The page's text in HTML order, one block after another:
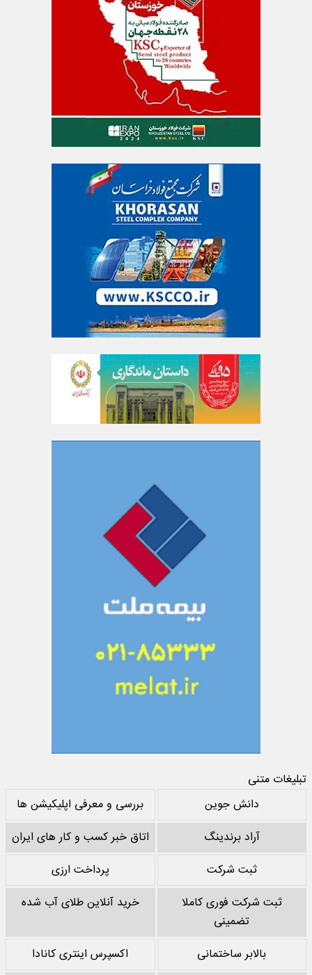
تبلیغات متنی
دانش جوین
بررسی و معرفی اپلیکیشن ها
آراد برندینگ
اتاق خبر کسب و کار های ایران
ثبت شرکت
پرداخت ارزی
ثبت شرکت فوری کاملا
تضمینی
خرید آنلاین طلای آب شده
بالابر ساختمانی اکسپرس اینتری کانادا